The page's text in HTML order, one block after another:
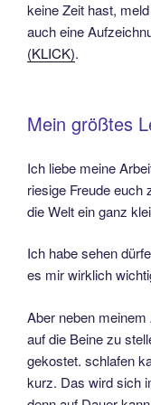
keine Zeit hast,
auch eine
(KLICK).
Mein größtes
Ich liebe meine
riesige Freude euch
die Welt ein ganz
Ich habe sehen
es mir wirklich
Aber neben
auf die Beine zu
gekostet. schlafen
kurz. Das wird sich